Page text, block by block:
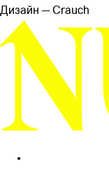
Дизайн — Сrauch